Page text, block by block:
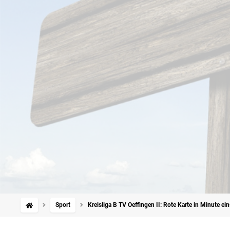
Sport Kreisliga B TV Oeffingen II: Rote Karte in Minute